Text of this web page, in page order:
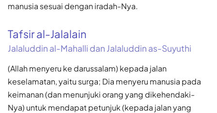
manusia sesuai dengan iradah-Nya.
Tafsir al-Jalalain
Jalaluddin al-Mahalli dan Jalaluddin as-Suyuthi
(Allah menyeru ke darussalam) kepada jalan
keselamatan, yaitu surga; Dia menyeru manusia pada
keimanan (dan menunjuki orang yang dikehendaki-
Nya) untuk mendapat petunjuk (kepada jalan yang